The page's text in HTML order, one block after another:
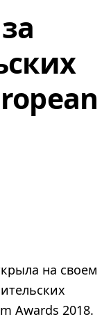
на своем
Awards 2018.